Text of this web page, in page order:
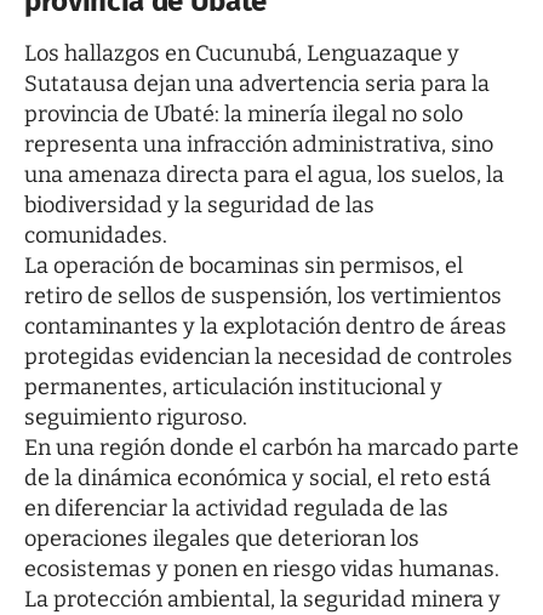
Los hallazgos en Cucunubá, Lenguazaque y
Sutatausa dejan una advertencia seria para la
provincia de Ubaté: la minería ilegal no solo
representa una infracción administrativa, sino
una amenaza directa para el agua, los suelos, la
biodiversidad y la seguridad de las
comunidades.
La operación de bocaminas sin permisos, el
retiro de sellos de suspensión, los vertimientos
contaminantes y la explotación dentro de áreas
protegidas evidencian la necesidad de controles
permanentes, articulación institucional y
seguimiento riguroso.
En una región donde el carbón ha marcado parte
de la dinámica económica y social, el reto está
en diferenciar la actividad regulada de las
operaciones ilegales que deterioran los
ecosistemas y ponen en riesgo vidas humanas.
La protección ambiental, la seguridad minera y